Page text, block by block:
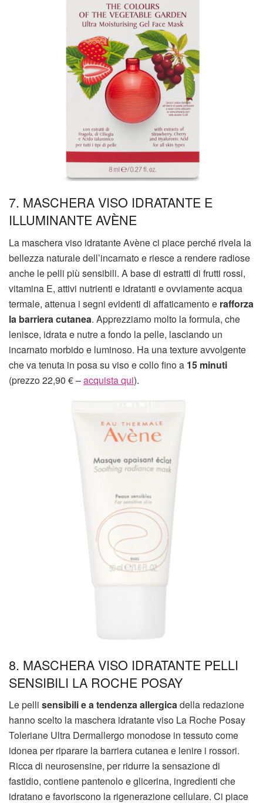
7. MASCHERA VISO IDRATANTE E
ILLUMINANTE AVÈNE
La maschera viso idratante Avène ci piace perché rivela la
bellezza naturale dell’incarnato e riesce a rendere radiose
anche le pelli più sensibili. A base di estratti di frutti rossi,
vitamina E, attivi nutrienti e idratanti e ovviamente acqua
termale, attenua i segni evidenti di affaticamento e rafforza
la barriera cutanea. Apprezziamo molto la formula, che
lenisce, idrata e nutre a fondo la pelle, lasciando un
incarnato morbido e luminoso. Ha una texture avvolgente
che va tenuta in posa su viso e collo fino a 15 minuti
(prezzo 22,90 € –acquista qui).
8. MASCHERA VISO IDRATANTE PELLI
SENSIBILI LA ROCHE POSAY
Le pelli sensibili e a tendenza allergicadella redazione
hanno scelto la maschera idratante viso La Roche Posay
Toleriane Ultra Dermallergo monodose in tessuto come
idonea per riparare la barriera cutanea e lenire i rossori.
Ricca di neurosensine, per ridurre la sensazione di
fastidio, contiene pantenolo e glicerina, ingredienti che
idratano e favoriscono la rigenerazione cellulare. Ci piace